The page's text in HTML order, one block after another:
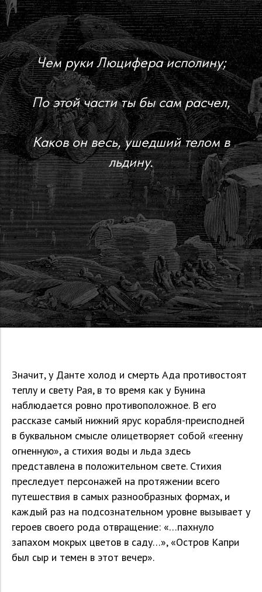
Чем руки Люцифера исполину;
По этой части ты бы сам расчел,
Каков он весь, ушедший телом в
льдину.
Значит, у Данте холод и смерть Ада противостоят
теплу и свету Рая, в то время как у Бунина
наблюдается ровно противоположное. В его
рассказе самый нижний ярус корабля-преисподней
в буквальном смысле олицетворяет собой «геенну
огненную», а стихия воды и льда здесь
представлена в положительном свете. Стихия
преследует персонажей на протяжении всего
путешествия в самых разнообразных формах, и
каждый раз на подсознательном уровне вызывает у
героев своего рода отвращение: «…пахнуло
запахом мокрых цветов в саду…», «Остров Капри
был сыр и темен в этот вечер».